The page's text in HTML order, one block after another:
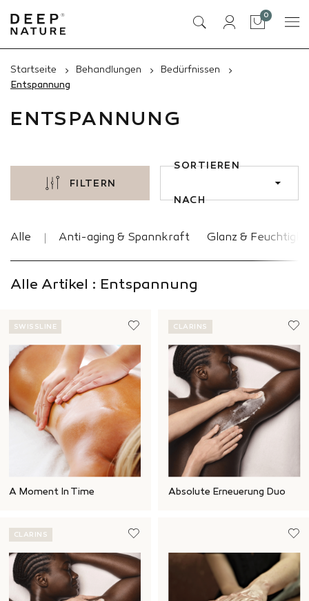
Tasche
0Artikel
Startseite Behandlungen
Bedürfnissen
Entspannung
ENTSPANNUNG
FILTERN
SORTIEREN
NACH
Alle Anti-aging & Spannkraft Glanz &
Alle Artikel : Entspannung
SWISSLINE
A Moment In Time
CLARINS
Absolute Erneuerung Duo
CLARINS